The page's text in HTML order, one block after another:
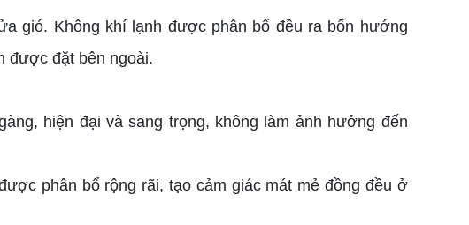
gió. Không khí lạnh được phân bổ đều ra bốn hướng
được đặt bên ngoài.
hiện đại và sang trọng, không làm ảnh hưởng đến
phân bổ rộng rãi, tạo cảm giác mát mẻ đồng đều ở